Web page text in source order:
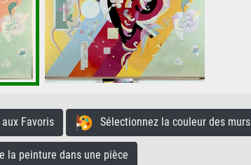
Favoris Sélectionnez la couleur des murs
peinture dans une pièce